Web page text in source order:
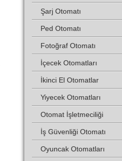
Şarj Otomatı
Ped Otomatı
Fotoğraf Otomatı
İçecek Otomatları
İkinci El Otomatlar
Yiyecek Otomatları
Otomat İşletmeciliği
İş Güvenliği Otomatı
Oyuncak Otomatları